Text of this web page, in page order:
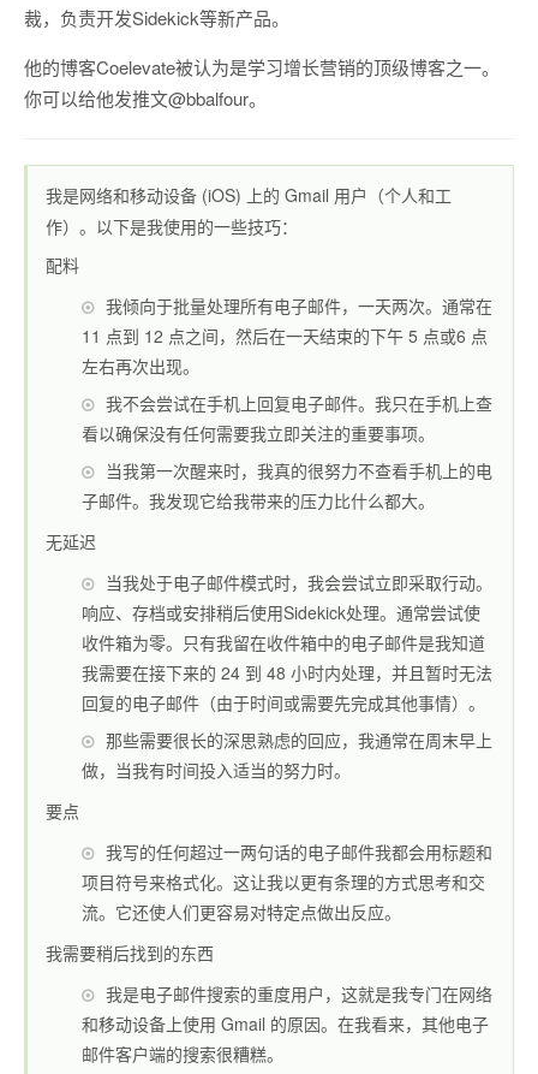
裁，负责开发Sidekick等新产品。
他的博客Coelevate被认为是学习增长营销的顶级博客之一。
你可以给他发推文@bbalfour。
我是网络和移动设备 (iOS) 上的 Gmail 用户（个人和工
作）。以下是我使用的一些技巧：
配料
我倾向于批量处理所有电子邮件，一天两次。通常在
11 点到 12 点之间，然后在一天结束的下午 5 点或6 点
左右再次出现。
我不会尝试在手机上回复电子邮件。我只在手机上查
看以确保没有任何需要我立即关注的重要事项。
当我第一次醒来时，我真的很努力不查看手机上的电
子邮件。我发现它给我带来的压力比什么都大。
无延迟
当我处于电子邮件模式时，我会尝试立即采取行动。
响应、存档或安排稍后使用Sidekick处理。通常尝试使
收件箱为零。只有我留在收件箱中的电子邮件是我知道
我需要在接下来的 24 到 48 小时内处理，并且暂时无法
回复的电子邮件（由于时间或需要先完成其他事情）。
那些需要很长的深思熟虑的回应，我通常在周末早上
做，当我有时间投入适当的努力时。
要点
我写的任何超过一两句话的电子邮件我都会用标题和
项目符号来格式化。这让我以更有条理的方式思考和交
流。它还使人们更容易对特定点做出反应。
我需要稍后找到的东西
我是电子邮件搜索的重度用户，这就是我专门在网络
和移动设备上使用 Gmail 的原因。在我看来，其他电子
邮件客户端的搜索很糟糕。